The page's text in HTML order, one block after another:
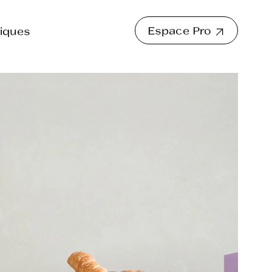
Espace Pro